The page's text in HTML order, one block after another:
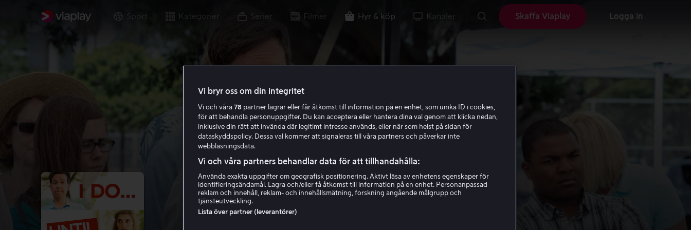
Sport Kategorier Serier Filmer Hyr & köp Kanaler Skaffa Viaplay Logga in
Vi bryr oss om din integritet
Vi och våra 78 partner lagrar eller får åtkomst till information på en enhet, som unika ID i cookies,
för att behandla personuppgifter. Du kan acceptera eller hantera dina val genom att klicka nedan,
inklusive din rätt att invända där legitimt intresse används, eller när som helst på sidan för
dataskyddspolicy. Dessa val kommer att signaleras till våra partners och påverkar inte
webbläsningsdata.
Vi och våra partners behandlar data för att tillhandahålla:
Använda exakta uppgifter om geografisk positionering. Aktivt läsa av enhetens egenskaper för
identifieringsändamål. Lagra och/eller få åtkomst till information på en enhet. Personanpassad
reklam och innehåll, reklam- och innehållsmätning, forskning angående målgrupp och
tjänsteutveckling.
Lista över partner (leverantörer)